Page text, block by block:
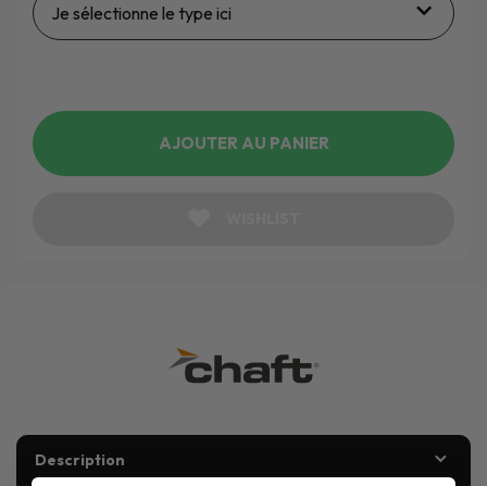
Je sélectionne le type ici
AJOUTER AU PANIER
Description